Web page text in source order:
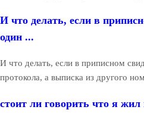
И что делать, если в
один ...
И что делать, если в приписном
протокола, а выписка из другого
стоит ли говорить что я